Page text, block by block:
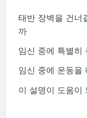
태반 장벽을 건너
까
임신 중에 특별히
임신 중에 운동을
이 설명이 도움이